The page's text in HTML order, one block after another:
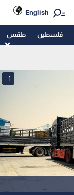
English
فلسطين طقس
1